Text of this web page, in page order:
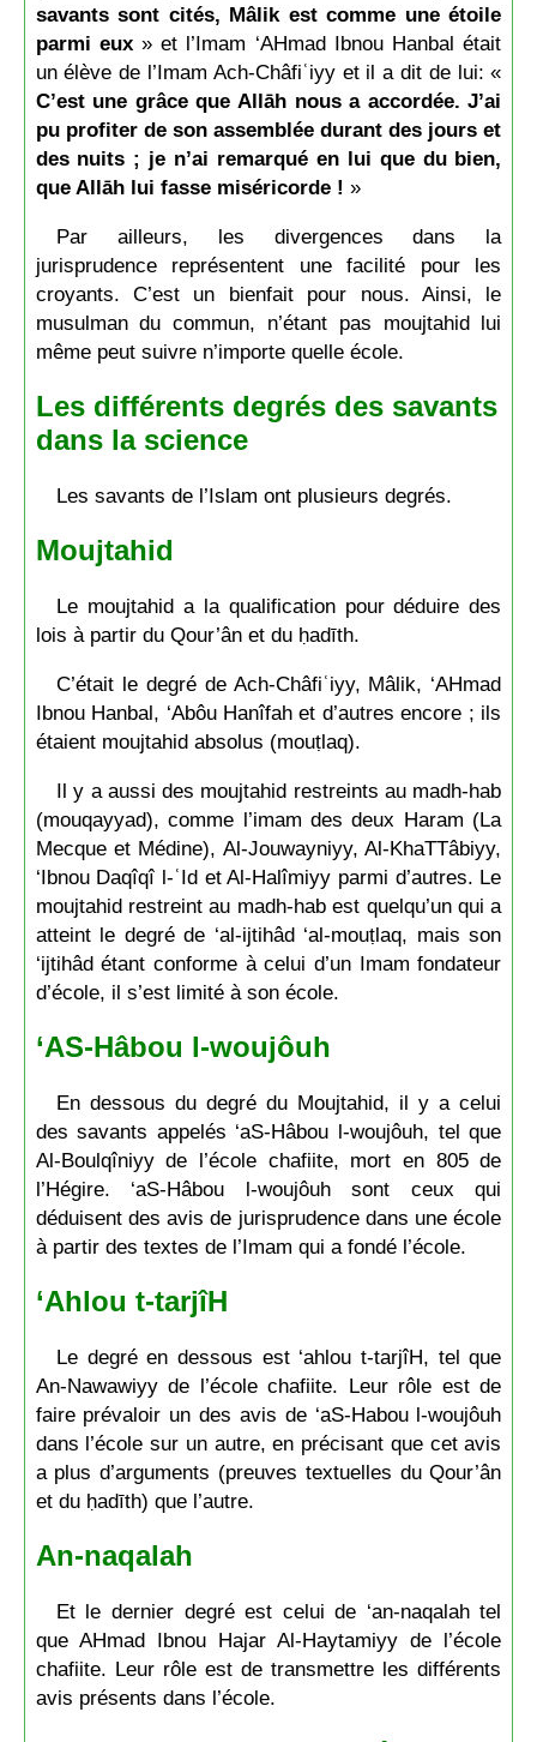
savants sont cités, Mâlik est comme une étoile
parmi eux» et l’Imam ‘AHmad Ibnou Hanbal était
un élève de l’Imam Ach-Châfiʿiyy et il a dit de lui: «
C’est une grâce que Allāh nous a accordée. J’ai
pu profiter de son assemblée durant des jours et
des nuits ; je n’ai remarqué en lui que du bien,
que Allāh lui fasse miséricorde ! »
Par ailleurs, les divergences dans la
jurisprudence représentent une facilité pour les
croyants. C’est un bienfait pour nous. Ainsi, le
musulman du commun, n’étant pas moujtahid lui
même peut suivre n’importe quelle école.
Les différents degrés des savants
dans la science
Les savants de l’Islam ont plusieurs degrés.
Moujtahid
Le moujtahid a la qualification pour déduire des
lois à partir du Qour’ân et du ḥadīth.
C’était le degré de Ach-Châfiʿiyy, Mâlik, ‘AHmad
Ibnou Hanbal, ‘Abôu Hanîfah et d’autres encore ; ils
étaient moujtahid absolus (mouṭlaq).
Il y a aussi des moujtahid restreints au madh-hab
(mouqayyad), comme l’imam des deux Haram (La
Mecque et Médine), Al-Jouwayniyy, Al-KhaTTâbiyy,
‘Ibnou Daqîqî l-ʿId et Al-Halîmiyy parmi d’autres. Le
moujtahid restreint au madh-hab est quelqu’un qui a
atteint le degré de ‘al-ijtihâd ‘al-mouṭlaq, mais son
‘ijtihâd étant conforme à celui d’un Imam fondateur
d’école, il s’est limité à son école.
‘AS-Hâbou l-woujôuh
En dessous du degré du Moujtahid, il y a celui
des savants appelés ‘aS-Hâbou l-woujôuh, tel que
Al-Boulqîniyy de l’école chafiite, mort en 805 de
l’Hégire. ‘aS-Hâbou l-woujôuh sont ceux qui
déduisent des avis de jurisprudence dans une école
à partir des textes de l’Imam qui a fondé l’école.
‘Ahlou t-tarjîH
Le degré en dessous est ‘ahlou t-tarjîH, tel que
An-Nawawiyy de l’école chafiite. Leur rôle est de
faire prévaloir un des avis de ‘aS-Habou l-woujôuh
dans l’école sur un autre, en précisant que cet avis
a plus d’arguments (preuves textuelles du Qour’ân
et du ḥadīth) que l’autre.
An-naqalah
Et le dernier degré est celui de ‘an-naqalah tel
que AHmad Ibnou Hajar Al-Haytamiyy de l’école
chafiite. Leur rôle est de transmettre les différents
avis présents dans l’école.